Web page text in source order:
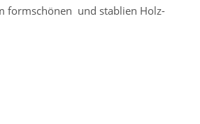
formschönen und stablien Holz-